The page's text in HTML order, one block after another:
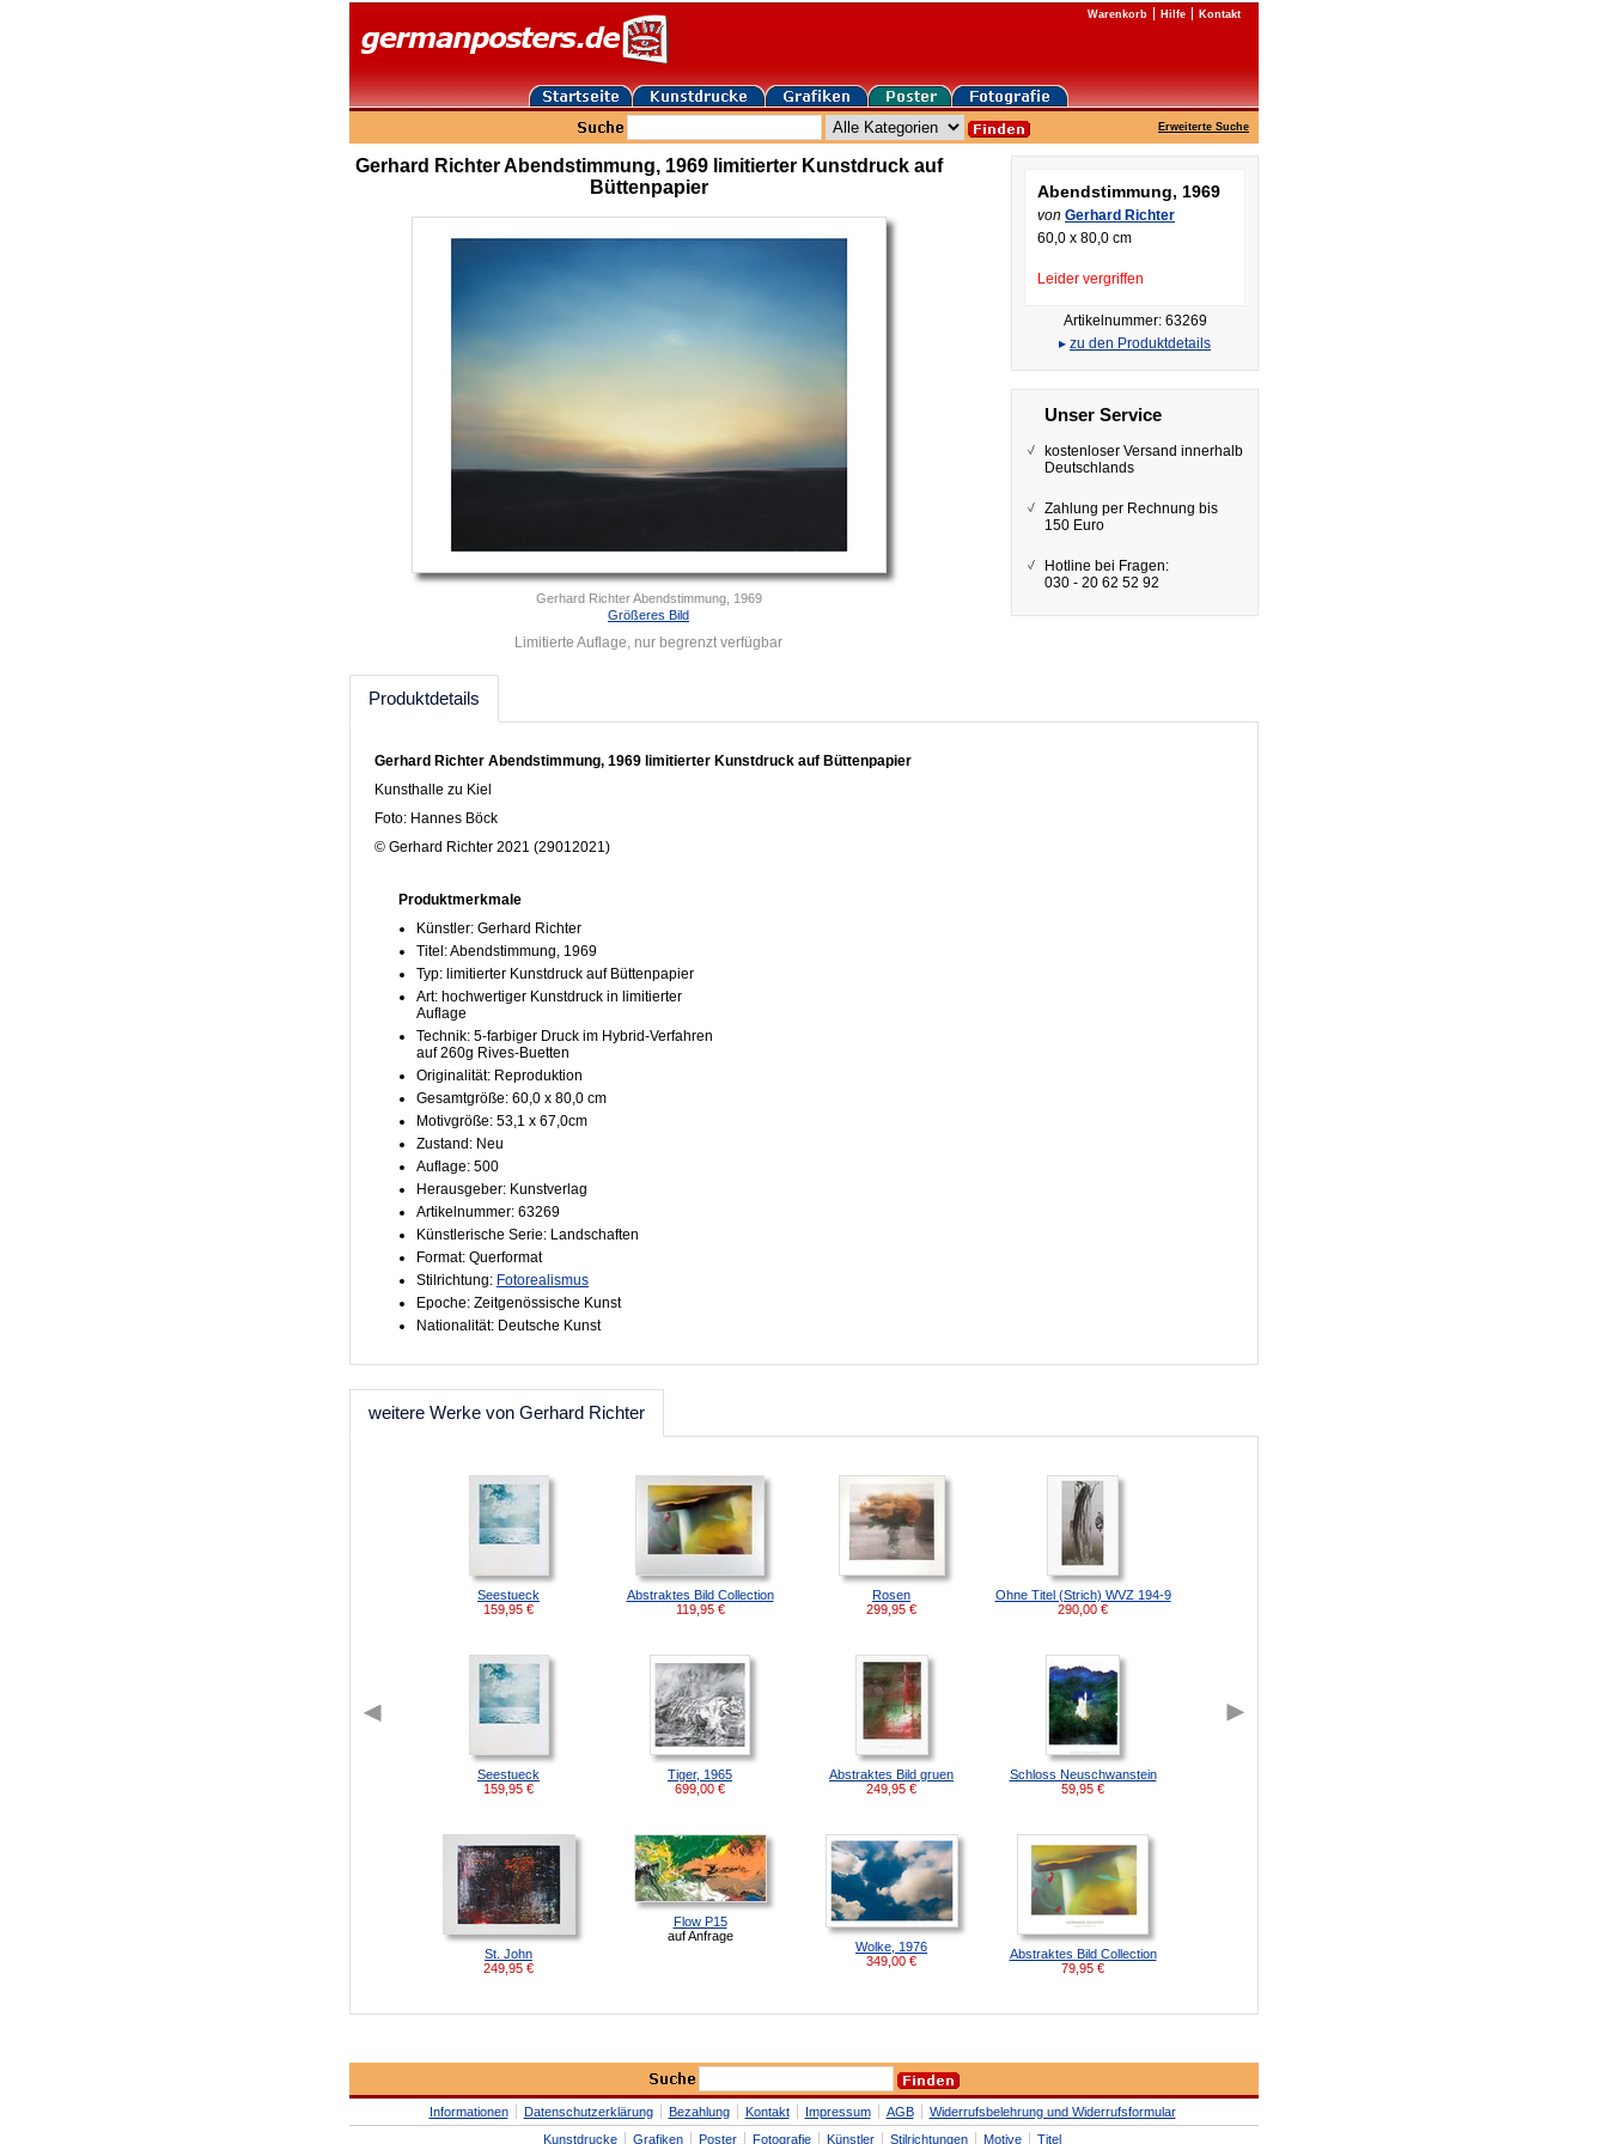
Warenkorb Hilfe Kontakt
Erweiterte Suche
Gerhard Richter Abendstimmung, 1969 limitierter Kunstdruck auf
Büttenpapier
Gerhard Richter Abendstimmung, 1969
Größeres Bild
Limitierte Auflage, nur begrenzt verfügbar
Abendstimmung, 1969
von Gerhard Richter
60,0 x 80,0 cm
Leider vergriffen
Artikelnummer: 63269
▸ zu den Produktdetails
Unser Service
kostenloser Versand innerhalb
Deutschlands
Zahlung per Rechnung bis
150 Euro
Hotline bei Fragen:
030 - 20 62 52 92
Produktdetails
Gerhard Richter Abendstimmung, 1969 limitierter Kunstdruck auf Büttenpapier
Kunsthalle zu Kiel
Foto: Hannes Böck
© Gerhard Richter 2021 (29012021)
Produktmerkmale
Künstler: Gerhard Richter
Titel: Abendstimmung, 1969
Typ: limitierter Kunstdruck auf Büttenpapier
Art: hochwertiger Kunstdruck in limitierter
Auflage
Technik: 5-farbiger Druck im Hybrid-Verfahren
auf 260g Rives-Buetten
Originalität: Reproduktion
Gesamtgröße: 60,0 x 80,0 cm
Motivgröße: 53,1 x 67,0cm
Zustand: Neu
Auflage: 500
Herausgeber: Kunstverlag
Artikelnummer: 63269
Künstlerische Serie: Landschaften
Format: Querformat
Stilrichtung: Fotorealismus
Epoche: Zeitgenössische Kunst
Nationalität: Deutsche Kunst
weitere Werke von Gerhard Richter
Seestueck
159,95 €
Abstraktes Bild Collection
119,95 €
Rosen
299,95 €
Ohne Titel (Strich) WVZ 194-9
290,00 €
Seestueck
159,95 €
Tiger, 1965
699,00 €
Abstraktes Bild gruen
249,95 €
Schloss Neuschwanstein
59,95 €
St. John
249,95 €
Flow P15
auf Anfrage
Wolke, 1976
349,00 €
Abstraktes Bild Collection
79,95 €
Informationen Datenschutzerklärung Bezahlung Kontakt Impressum AGB
Widerrufsbelehrung und Widerrufsformular
Kunstdrucke
Grafiken Poster Fotografie Künstler Stilrichtungen Motive Titel